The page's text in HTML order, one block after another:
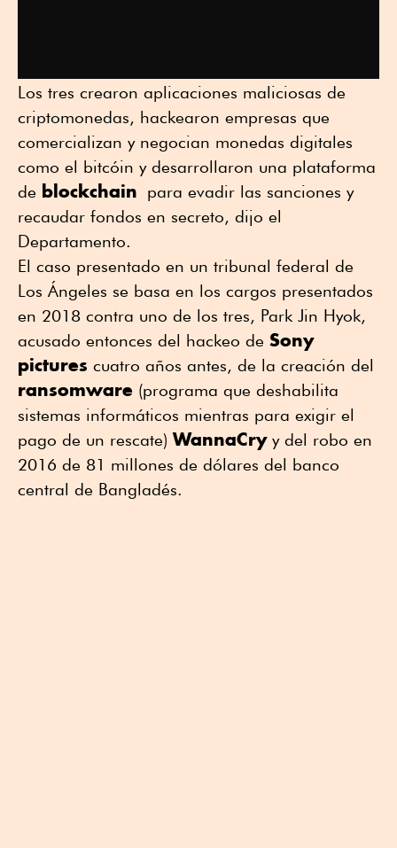
Los tres crearon aplicaciones maliciosas de
criptomonedas, hackearon empresas que
comercializan y negocian monedas digitales
como el bitcóin y desarrollaron una plataforma
de blockchain para evadir las sanciones y
recaudar fondos en secreto, dijo el
Departamento.
El caso presentado en un tribunal federal de
Los Ángeles se basa en los cargos presentados
en 2018 contra uno de los tres, Park Jin Hyok,
acusado entonces del hackeo de Sony
pictures cuatro años antes, de la creación del
ransomware (programa que deshabilita
sistemas informáticos mientras para exigir el
pago de un rescate)WannaCryy del robo en
2016 de 81 millones de dólares del banco
central de Bangladés.